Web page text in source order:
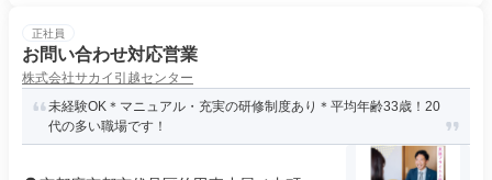
正社員
お問い合わせ対応営業
株式会社サカイ引越センター
未経験OK＊マニュアル・充実の研修制度あり＊平均年齢33歳！20
代の多い職場です！